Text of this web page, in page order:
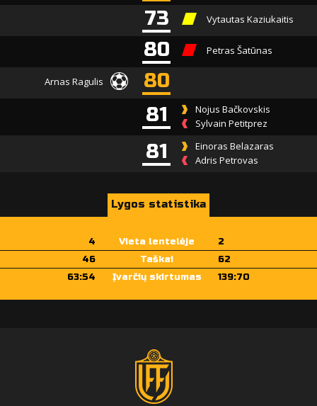
73
Vytautas Kaziukaitis
80 Petras Šatūnas
Arnas Ragulis
80
81
Nojus Bačkovskis
Sylvain Petitprez
81
Einoras Belazaras
Adris Petrovas
Lygos statistika
4 Vieta lentelėje
2
46
Taškai
62
63:54
Įvarčių skirtumas 139:70